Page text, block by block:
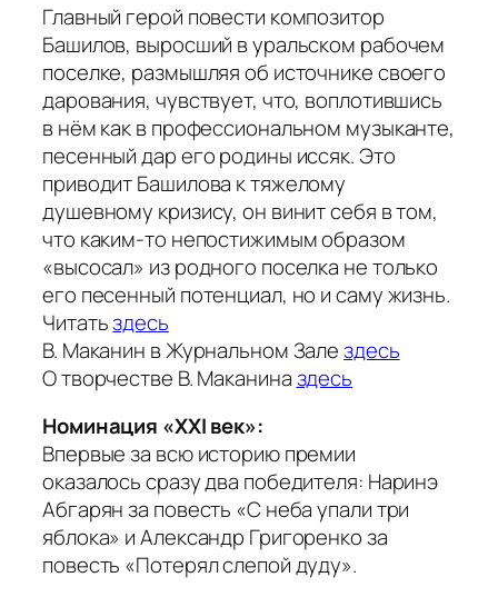
Главный герой повести композитор
Башилов, выросший в уральском рабочем
поселке, размышляя об источнике своего
дарования, чувствует, что, воплотившись
в нём как в профессиональном музыканте,
песенный дар его родины иссяк. Это
приводит Башилова к тяжелому
душевному кризису, он винит себя в том,
что каким-то непостижимым образом
«высосал» из родного поселка не только
его песенный потенциал, но и саму жизнь.
Читатьздесь
В. Маканин в Журнальном Залездесь
О творчестве В. Маканиназдесь
Номинация «XXI век»:
Впервые за всю историю премии
оказалось сразу два победителя: Наринэ
Абгарян за повесть «С неба упали три
яблока» и Александр Григоренко за
повесть «Потерял слепой дуду».